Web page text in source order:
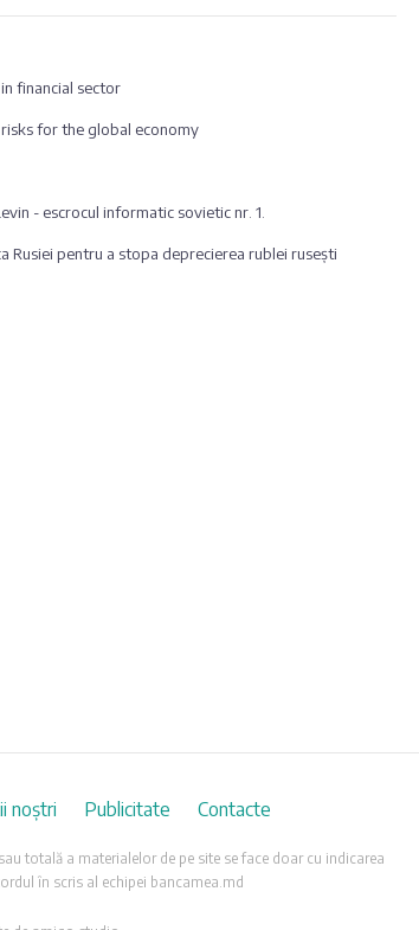
financial sector
for the global economy
- escrocul informatic sovietic nr. 1.
Rusiei pentru a stopa deprecierea rublei rusești
noștri Publicitate Contacte
totală a materialelor de pe site se face doar cu indicarea
în scris al echipei bancamea.md